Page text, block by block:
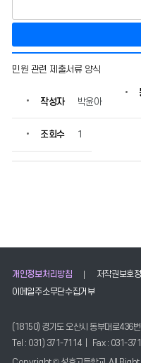
식
시
호,
일,
조
정
보
를
민원 관련 제출서류 양식
작성자 박윤아
조회수 1
개인정보처리방침 저작권보호
이메일주소무단수집거부
(18150) 경기도 오산시 동부대로436
Tel : 031) 371-7114 | Fax : 031-